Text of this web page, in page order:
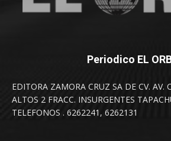
Periodico EL
EDITORA ZAMORA CRUZ SA DE CV. AV.
ALTOS 2 FRACC. INSURGENTES
TELEFONOS . 6262241, 6262131